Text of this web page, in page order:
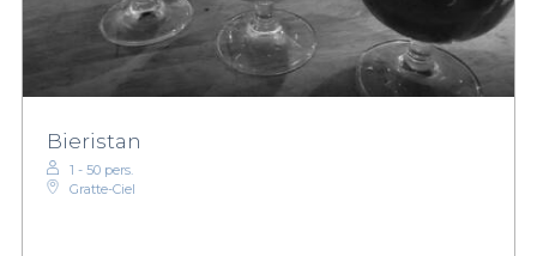
Bieristan
1 - 50 pers.
Gratte-Ciel